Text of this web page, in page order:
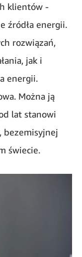
klientów -
źródła energii.
rozwiązań,
jak i
energii.
Można ją
lat stanowi
bezemisyjnej
świecie.